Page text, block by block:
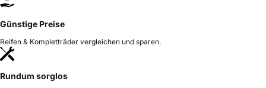
Günstige Preise
Reifen & Kompletträder vergleichen und sparen.
Rundum sorglos